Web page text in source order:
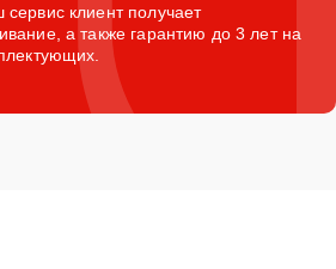
клиент получает
а также гарантию до 3 лет на